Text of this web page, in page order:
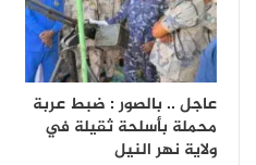
عاجل .. بالصور : ضبط عربة
محملة بأسلحة ثقيلة في
ولاية نهر النيل